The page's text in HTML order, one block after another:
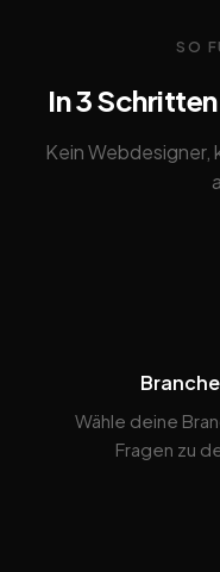
SO
In 3
Kein Webdesigner,
Wähle deine
Fragen zu